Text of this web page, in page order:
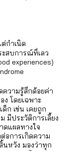
กำเนิด
ะสบการณ์ที่เลว
experiences)
ความรู้สึกด้อยค่า
ง โดยเฉพาะ
ก เช่น เคยถูก
มีประวัติการเลี้ยง
ดแผลทางใจ
อการเกิดความ
นหวัง มองว่าทุก